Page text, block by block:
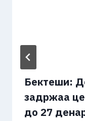
Бектеши:
задржаа
до 27